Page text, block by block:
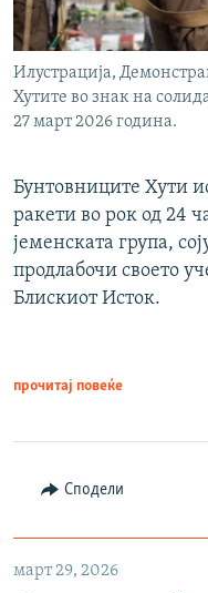
Илустрација,
Хутите во знак на
27 март 2026 година.
Бунтовниците Хути
ракети во рок од 24
јеменската група,
продлабочи своето
Блискиот Исток.
прочитај повеќе
Сподели
март 29, 2026